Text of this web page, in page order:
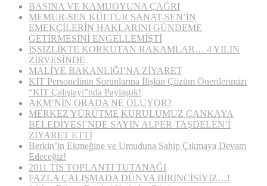
BASINA VE KAMUOYUNA ÇAĞRI
MEMUR-SEN KÜLTÜR SANAT-SEN’İN
EMEKÇİLERİN HAKLARINI GÜNDEME
GETİRMESİNİ ENGELLEMİŞTİ
İŞSİZLİKTE KORKUTAN RAKAMLAR… 4 YILIN
ZİRVESİNDE
MALİYE BAKANLIĞI’NA ZİYARET
KİT Personelinin Sorunlarına İlişkin Çözüm Önerilerimizi
“KİT Çalıştayı”nda Paylaştık!
AKM’NİN ORADA NE OLUYOR?
MERKEZ YÜRÜTME KURULUMUZ ÇANKAYA
BELEDİYESİ’NDE SAYIN ALPER TAŞDELEN’İ
ZİYARET ETTİ
Berkin’in Ekmeğine ve Umuduna Sahip Çıkmaya Devam
Edeceğiz!
2011 TİS TOPLANTI TUTANAĞI
FAZLA ÇALIŞMADA DÜNYA BİRİNCİSİYİZ…!